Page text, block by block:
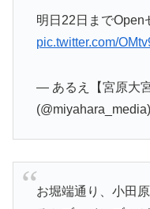
明日22日までOpen
pic.twitter.com/
— あるえ【宮原大
(@miyahara_media)
お堀端通り、小田